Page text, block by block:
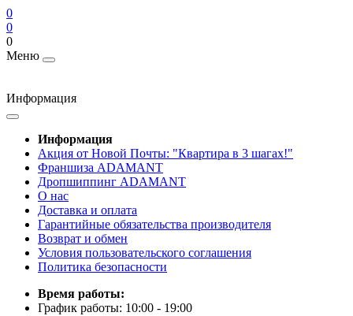
0
0
0
Меню
Информация
Информация
Акция от Новой Почты: "Квартира в 3 шагах!"
Франшиза ADAMANT
Дропшиппинг ADAMANT
О нас
Доставка и оплата
Гарантийные обязательства производителя
Возврат и обмен
Условия пользовательского соглашения
Политика безопасности
Время работы:
График работы: 10:00 - 19:00